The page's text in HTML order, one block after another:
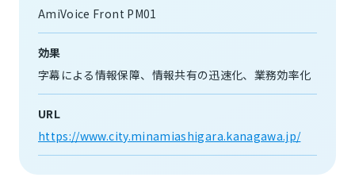
AmiVoice Front PM01
効果
字幕による情報保障
情報共有の迅速化 業務効率化
URL
https://www.city.minamiashigara.kanagawa.jp/